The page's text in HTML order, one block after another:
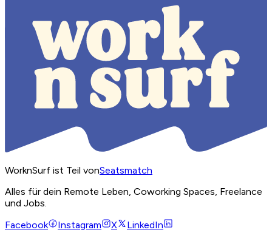
WorknSurf ist Teil vonSeatsmatch
Alles für dein Remote Leben, Coworking Spaces, Freelance
und Jobs.
Facebook
Instagram X LinkedIn